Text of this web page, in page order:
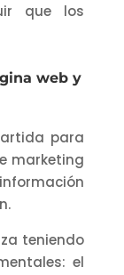
que los
web y
para
marketing
teniendo
el